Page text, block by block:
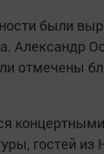
были
Александр
отмечены
гостей